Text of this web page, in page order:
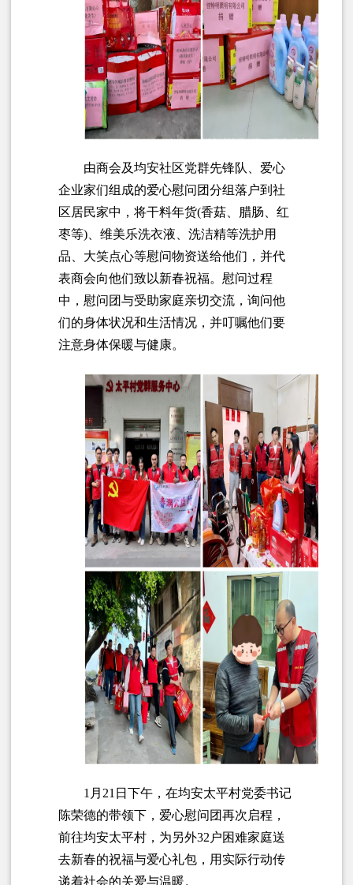
由商会及均安社区党群先锋队、爱心
企业家们组成的爱心慰问团分组落户到社
区居民家中，将干料年货(香菇、腊肠、红
枣等)、维美乐洗衣液、洗洁精等洗护用
品、大笑点心等慰问物资送给他们，并代
表商会向他们致以新春祝福。慰问过程
中，慰问团与受助家庭亲切交流，询问他
们的身体状况和生活情况，并叮嘱他们要
注意身体保暖与健康。
1月21日下午，在均安太平村党委书记
陈荣德的带领下，爱心慰问团再次启程，
前往均安太平村，为另外32户困难家庭送
去新春的祝福与爱心礼包，用实际行动传
递着社会的关爱与温暖。